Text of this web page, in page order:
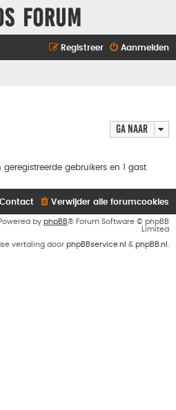
Forum
Aanmelden
Registreer
Ga naar
gebruikers en 1 gast
Verwijder alle forumcookies
Contact
by phpBB® Forum Software © phpBB
Limited
vertaling door phpBBservice.nl & phpBB.nl .